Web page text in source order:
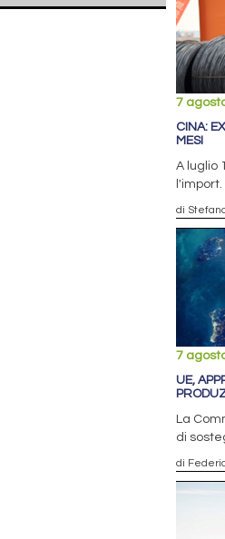
7
CINA:
MESI
A luglio
di
7
UE,
La
di
di